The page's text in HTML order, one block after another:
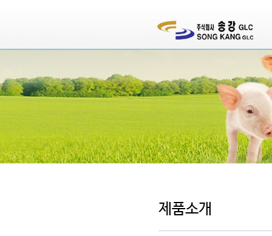
제품소개